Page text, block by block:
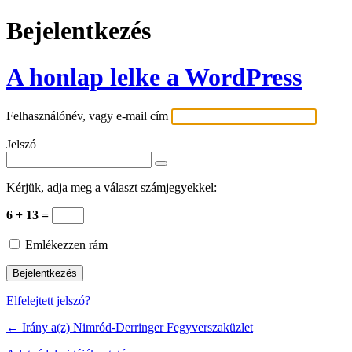
Bejelentkezés
A honlap lelke a WordPress
Felhasználónév, vagy e-mail cím
Jelszó
Kérjük, adja meg a választ számjegyekkel:
6 + 13 =
Emlékezzen rám
Elfelejtett jelszó?
← Irány a(z) Nimród-Derringer Fegyverszaküzlet